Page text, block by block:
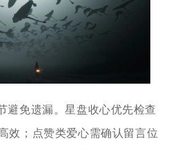
避免遗漏。星盘收心优先检查
效；点赞类爱心需确认留言位